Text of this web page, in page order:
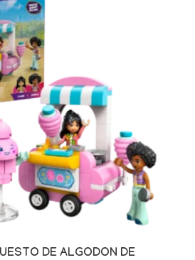
DE ALGODON DE